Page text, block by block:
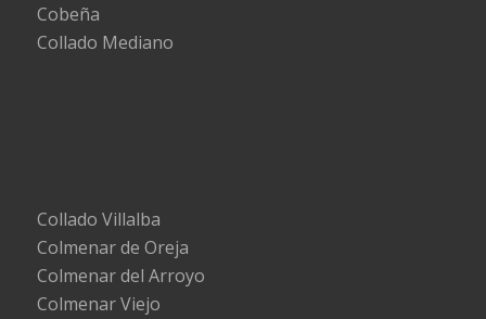
Cobeña
Collado Mediano
Collado Villalba
Colmenar de Oreja
Colmenar del Arroyo
Colmenar Viejo